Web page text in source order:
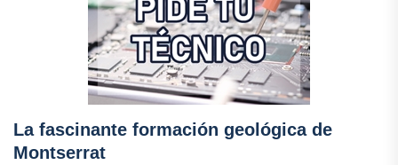
La fascinante formación geológica de
Montserrat